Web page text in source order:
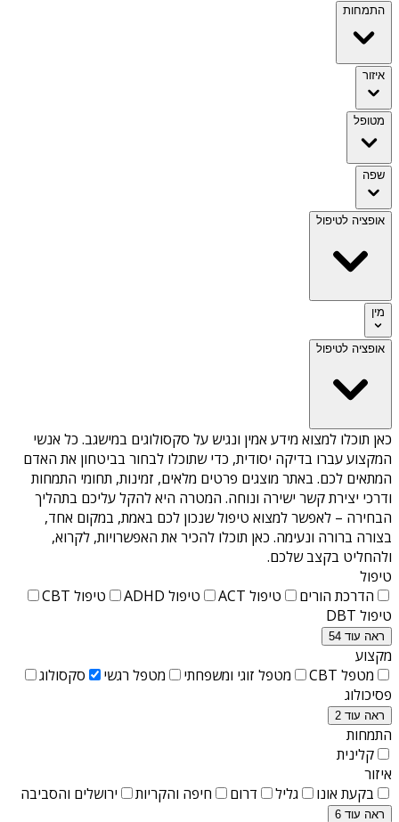
התמחות
איזור
מטופל
שפה
אופציה לטיפול
מין
אופציה לטיפול
כאן תוכלו למצוא מידע אמין ונגיש על סקסולוגים במישגב. כל אנשי
המקצוע עברו בדיקה יסודית, כדי שתוכלו לבחור בביטחון את האדם
המתאים לכם. באתר מוצגים פרטים מלאים, זמינות, תחומי התמחות
ודרכי יצירת קשר ישירה ונוחה. המטרה היא להקל עליכם בתהליך
הבחירה – לאפשר למצוא טיפול שנכון לכם באמת, במקום אחד,
בצורה ברורה ונעימה. כאן תוכלו להכיר את האפשרויות, לקרוא,
ולהחליט בקצב שלכם.
טיפול
הדרכת הורים
טיפול ACT טיפול ADHD
טיפול CBT
טיפול DBT
ראה עוד 54
מקצוע
מטפל CBT
מטפל זוגי ומשפחתי מטפל רגשי
סקסולוג
פסיכולוג
ראה עוד 2
התמחות
קלינית
איזור
בקעת אונו
גליל דרום חיפה והקריות ירושלים והסביבה
ראה עוד 6